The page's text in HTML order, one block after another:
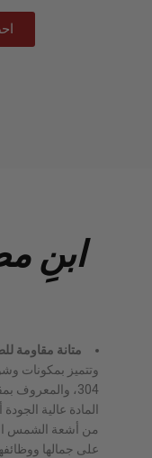
ابنِ
متانة مقاومة
وتتميز بمكونات
304، والمعروف
المادة عالية
من أشعة الشمس
على جمالها